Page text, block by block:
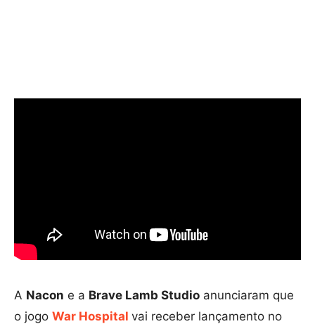
A Nacon e a Brave Lamb Studio anunciaram que
o jogo War Hospital vai receber lançamento no